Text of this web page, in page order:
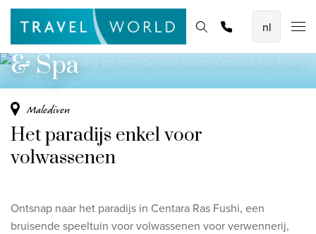
De mooiste vliegvakanties
Baoase Luxury Resort Curaçao
Lux* Grand Baie Resort Mauritius
Bekijk alle vliegvakanties
8-daagse Emiraten Ontdekkingsreis
Fly & Drive - Kleuren van Yucatan
Homepage Bestemmingen Thema's Promoties
Offerte aanvragen
Voor ontspanning op een idyllisch eiland
Centara Ras Fushi Resort
& Spa
Malediven
Het paradijs enkel voor
volwassenen
Ontsnap naar het paradijs in Centara Ras Fushi, een
bruisende speeltuin voor volwassenen voor verwennerij,